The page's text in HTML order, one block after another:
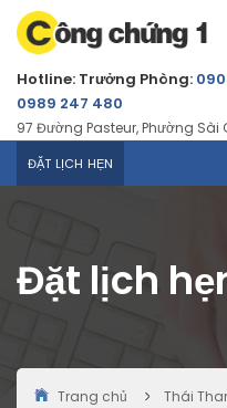
Hotline: Trưởng Phòng:
0989 247 480
97 Đường Pasteur, Phường Sài
ĐẶT LỊCH HẸN
Đặt lịch
Trang chủ Thái